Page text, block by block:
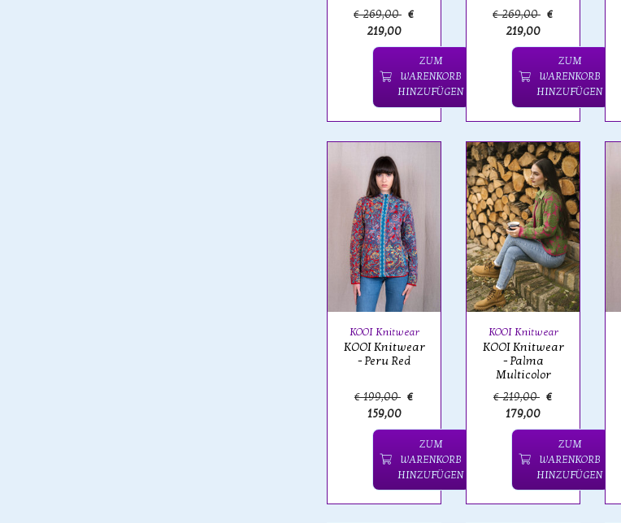
€ 269,00 €
219,00
ZUM
WARENKORB
HINZUFÜGEN
€ 269,00 €
219,00
ZUM
WARENKORB
HINZUFÜGEN
KOOI Knitwear
KOOI Knitwear
- Peru Red
€ 199,00 €
159,00
ZUM
WARENKORB
HINZUFÜGEN
KOOI Knitwear
KOOI Knitwear
- Palma
Multicolor
€ 219,00 €
179,00
ZUM
WARENKORB
HINZUFÜGEN